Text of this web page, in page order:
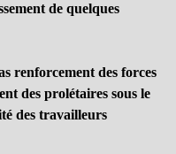
de quelques
renforcement des forces
des prolétaires sous le
des travailleurs